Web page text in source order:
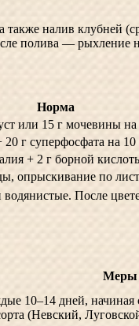
налив клубней
полива — рыхление
Норма
или 15 г мочевины
20 г суперфосфата на
+ 2 г борной
опрыскивание по
После
Меры
10–14 дней,
(Невский,